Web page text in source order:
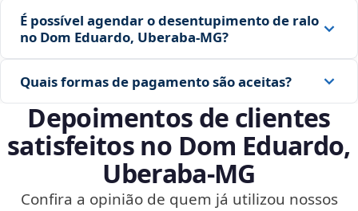
É possível agendar o desentupimento de ralo
no Dom Eduardo, Uberaba‑MG?
Quais formas de pagamento são aceitas?
Depoimentos de clientes
satisfeitos no Dom Eduardo,
Uberaba‑MG
Confira a opinião de quem já utilizou nossos